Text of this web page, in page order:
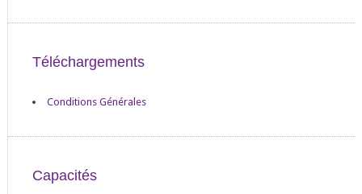
Téléchargements
Conditions Générales
Capacités